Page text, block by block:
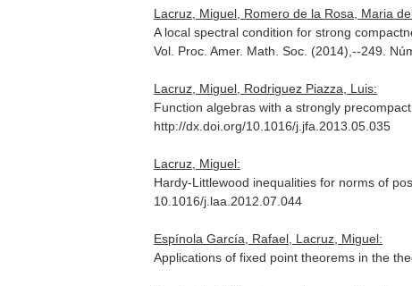
Lacruz, Miguel, Romero de la Rosa, Maria
A local spectral condition for strong
Vol. Proc. Amer. Math. Soc. (2014),--249.
Lacruz, Miguel, Rodriguez Piazza, Luis:
Function algebras with a strongly precompact
http://dx.doi.org/10.1016/j.jfa.2013.05.035
Lacruz, Miguel:
Hardy-Littlewood inequalities for norms of
10.1016/j.laa.2012.07.044
Espínola García, Rafael, Lacruz, Miguel:
Applications of fixed point theorems in the